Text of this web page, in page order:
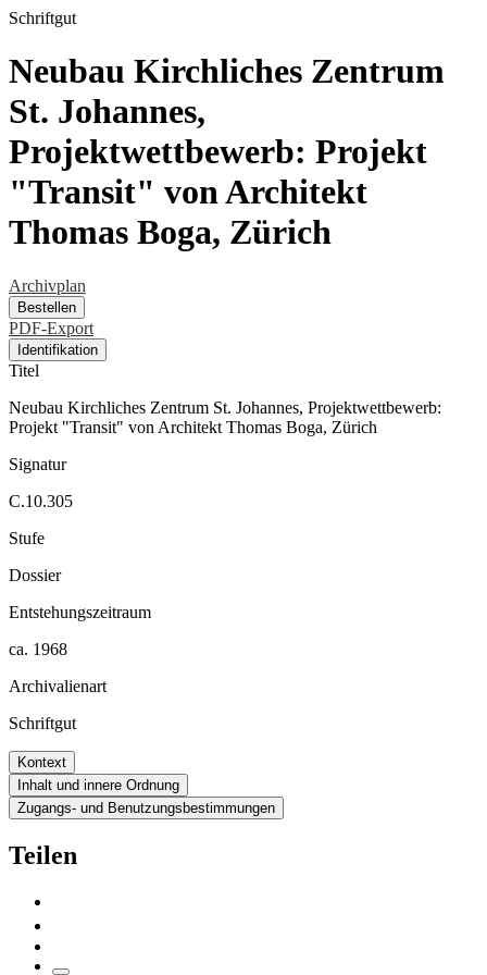
Schriftgut
Neubau Kirchliches Zentrum
St. Johannes,
Projektwettbewerb: Projekt
"Transit" von Architekt
Thomas Boga, Zürich
Archivplan
Bestellen
PDF-Export
Identifikation
Titel
Neubau Kirchliches Zentrum St. Johannes, Projektwettbewerb:
Projekt "Transit" von Architekt Thomas Boga, Zürich
Signatur
C.10.305
Stufe
Dossier
Entstehungszeitraum
ca. 1968
Archivalienart
Schriftgut
Kontext
Inhalt und innere Ordnung
Zugangs- und Benutzungsbestimmungen
Teilen